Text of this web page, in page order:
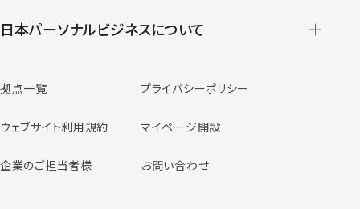
登録から就業開始までの流れ
日本パーソナルビジネスについて
スタッフの声
専任コンサルタントの声
福利厚生のご案内
拠点一覧 プライバシーポリシー
ウェブサイト利用規約 マイページ開設
企業のご担当者様 お問い合わせ